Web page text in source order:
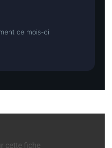
ce mois-ci
cette fiche